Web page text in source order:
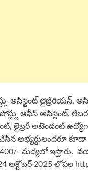
అసిస్టెంట్ లైబ్రేరియన్,
పోస్ట్లు ఆఫీస్
లైబ్రరీ అటెండంట్
చేసిన అభ్యర్థులందరూ
మధ్యలో ఇస్తారు.
2025 లోపల